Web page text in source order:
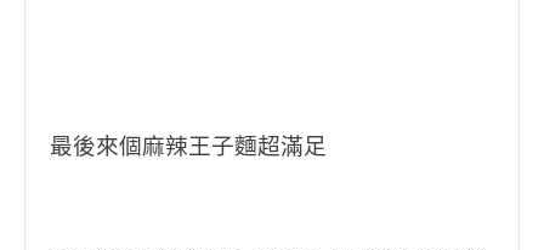
最後來個麻辣王子麵超滿足